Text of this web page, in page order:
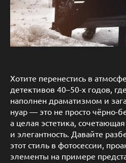
Хотите перенестись в
детективов 40–50-х годов,
наполнен драматизмом и
нуар — это не просто чёрно-
а целая эстетика,
и элегантность. Давайте
этот стиль в фотосессии,
элементы на примере